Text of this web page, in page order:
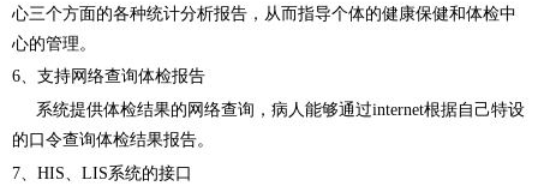
心三个方面的各种统计分析报告，从而指导个体的健康保健和体检中
心的管理。
6、支持网络查询体检报告
系统提供体检结果的网络查询，病人能够通过internet根据自己特设
的口令查询体检结果报告。
7、HIS、LIS系统的接口